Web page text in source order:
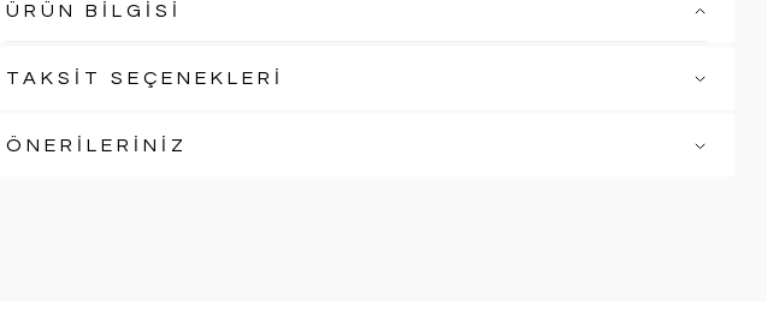
ÜRÜN BİLGİSİ
TAKSİT SEÇENEKLERİ
ÖNERİLERİNİZ